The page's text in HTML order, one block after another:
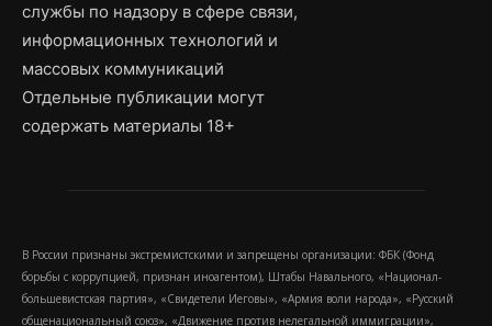
службы по надзору в сфере связи,
информационных технологий и
массовых коммуникаций
Отдельные публикации могут
содержать материалы 18+
В России признаны экстремистскими и запрещены организации: ФБК (Фонд
борьбы с коррупцией, признан иноагентом), Штабы Навального, «Национал-
большевистская партия», «Свидетели Иеговы», «Армия воли народа», «Русский
общенациональный союз», «Движение против нелегальной иммиграции»,